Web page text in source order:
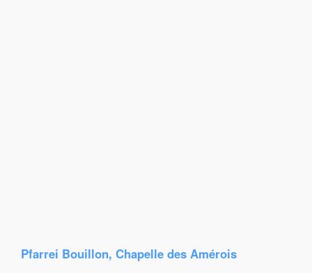
Pfarrei Bouillon, Chapelle des Amérois